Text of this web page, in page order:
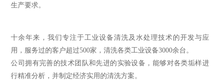
生产要求。
十余年来，我们专注于工业设备清洗及水处理技术的开发与应
用，服务过的客户超过500家，清洗各类工业设备3000余台。
公司拥有完善的技术团队和先进的实验设备，能够对各类垢样进
行精准分析，并制定经济实用的清洗方案。